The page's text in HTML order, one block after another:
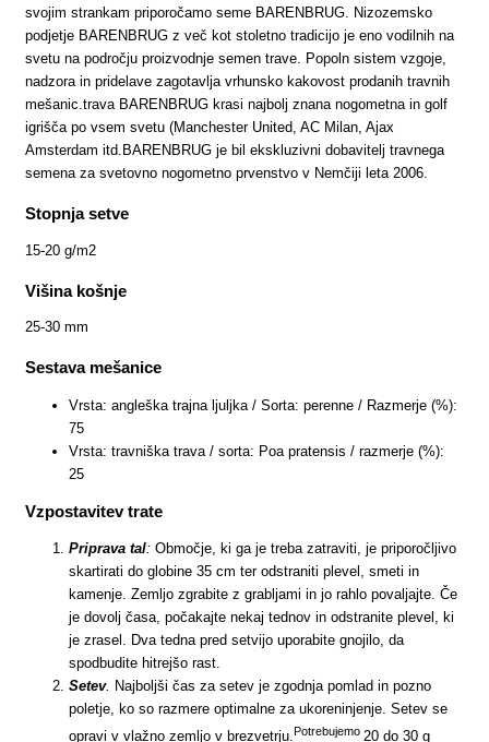
svojim strankam priporočamo seme BARENBRUG. Nizozemsko
podjetje BARENBRUG z več kot stoletno tradicijo je eno vodilnih na
svetu na področju proizvodnje semen trave. Popoln sistem vzgoje,
nadzora in pridelave zagotavlja vrhunsko kakovost prodanih travnih
mešanic.trava BARENBRUG krasi najbolj znana nogometna in golf
igrišča po vsem svetu (Manchester United, AC Milan, Ajax
Amsterdam itd.BARENBRUG je bil ekskluzivni dobavitelj travnega
semena za svetovno nogometno prvenstvo v Nemčiji leta 2006.
Stopnja setve
15-20 g/m2
Višina košnje
25-30 mm
Sestava mešanice
Vrsta: angleška trajna ljuljka / Sorta: perenne / Razmerje (%):
75
Vrsta: travniška trava / sorta: Poa pratensis / razmerje (%):
25
Vzpostavitev trate
Priprava tal: Območje, ki ga je treba zatraviti, je priporočljivo
skartirati do globine 35 cm ter odstraniti plevel, smeti in
kamenje. Zemljo zgrabite z grabljami in jo rahlo povaljajte. Če
je dovolj časa, počakajte nekaj tednov in odstranite plevel, ki
je zrasel. Dva tedna pred setvijo uporabite gnojilo, da
spodbudite hitrejšo rast.
Setev. Najboljši čas za setev je zgodnja pomlad in pozno
poletje, ko so razmere optimalne za ukoreninjenje. Setev se
opravi v vlažno zemljo v brezvetrju.Potrebujemo 20 do 30 g